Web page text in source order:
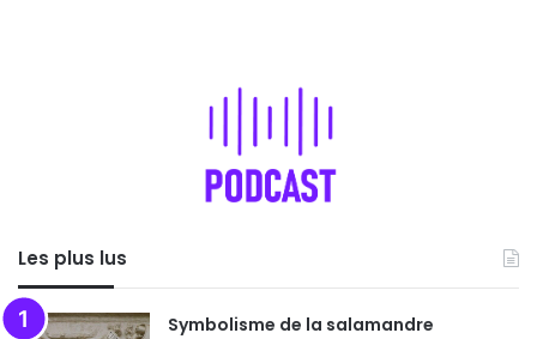
Les plus lus
Symbolisme de la salamandre